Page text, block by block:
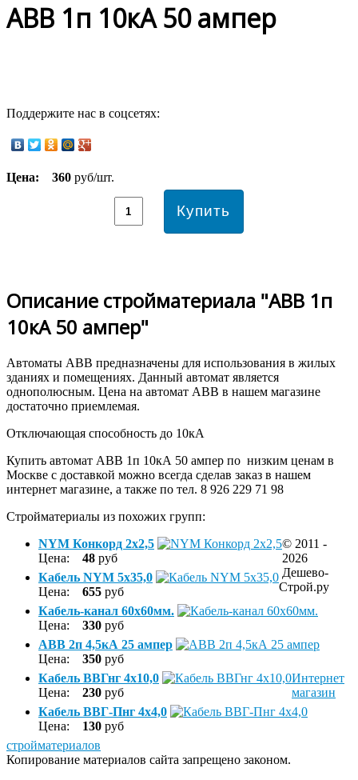
ABB 1п 10кА 50 ампер
Поддержите нас в соцсетях:
Цена: 360 руб/шт.
Описание стройматериала "ABB 1п
10кА 50 ампер"
Автоматы ABB предназначены для использования в жилых
зданиях и помещениях. Данный автомат является
однополюсным. Цена на автомат ABB в нашем магазине
достаточно приемлемая.
Отключающая способность до 10кА
Купить автомат ABB 1п 10кА 50 ампер по низким ценам в
Москве с доставкой можно всегда сделав заказ в нашем
интернет магазине, а также по тел. 8 926 229 71 98
Стройматериалы из похожих групп:
NYM Конкорд 2х2,5
Цена:
48 руб
Кабель NYM 5х35,0
Цена:
655 руб
Кабель-канал 60х60мм.
Цена:
330 руб
ABB 2п 4,5кА 25 ампер
Цена:
350 руб
Кабель ВВГнг 4х10,0
Цена:
230 руб
Кабель ВВГ-Пнг 4х4,0
Цена:
130 руб
© 2011 -
2026
Дешево-
Строй.ру
Интернет
магазин
стройматериалов
Копирование материалов сайта запрещено законом.